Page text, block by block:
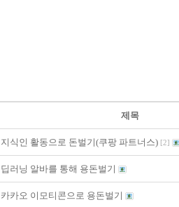
제목
지식인 활동으로 돈벌기(쿠팡 파트너스) [2]
딥러닝 알바를 통해 용돈벌기
카카오 이모티콘으로 용돈벌기